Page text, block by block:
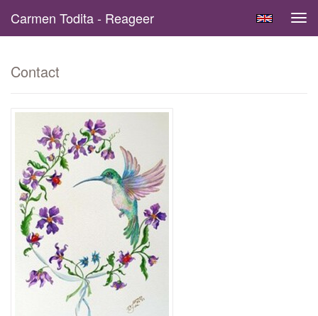
Carmen Todita - Reageer
Contact